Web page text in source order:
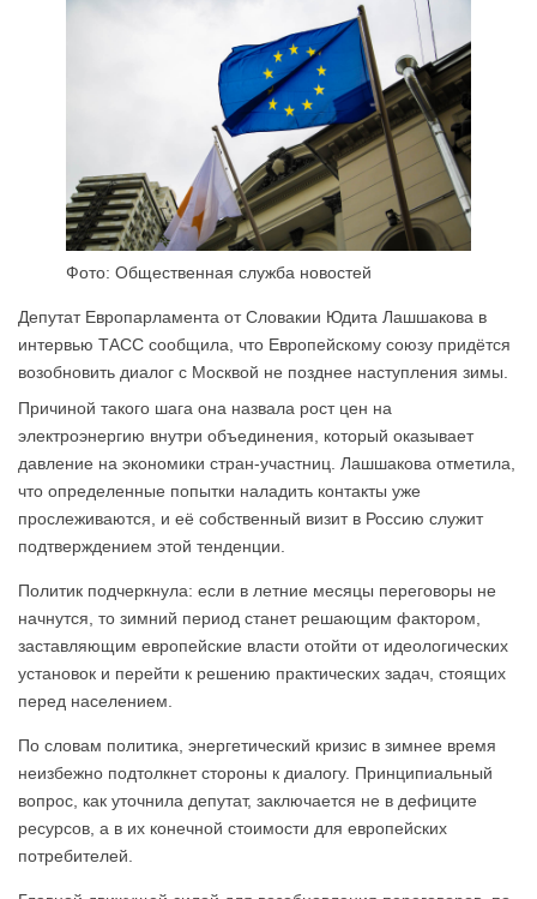
Фото: Общественная служба новостей
Депутат Европарламента от Словакии Юдита Лашшакова в
интервью ТАСС сообщила, что Европейскому союзу придётся
возобновить диалог с Москвой не позднее наступления зимы.
Причиной такого шага она назвала рост цен на
электроэнергию внутри объединения, который оказывает
давление на экономики стран-участниц. Лашшакова отметила,
что определенные попытки наладить контакты уже
прослеживаются, и её собственный визит в Россию служит
подтверждением этой тенденции.
Политик подчеркнула: если в летние месяцы переговоры не
начнутся, то зимний период станет решающим фактором,
заставляющим европейские власти отойти от идеологических
установок и перейти к решению практических задач, стоящих
перед населением.
По словам политика, энергетический кризис в зимнее время
неизбежно подтолкнет стороны к диалогу. Принципиальный
вопрос, как уточнила депутат, заключается не в дефиците
ресурсов, а в их конечной стоимости для европейских
потребителей.